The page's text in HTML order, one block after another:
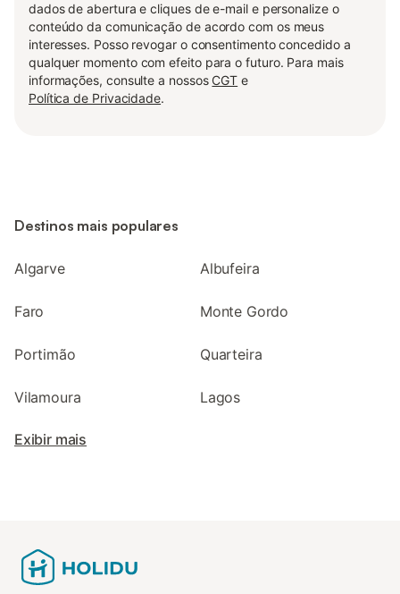
dados de abertura e cliques de e-mail e personalize o
conteúdo da comunicação de acordo com os meus
interesses. Posso revogar o consentimento concedido a
qualquer momento com efeito para o futuro. Para mais
informações, consulte a nossos CGT e
Política de Privacidade.
Destinos mais populares
Algarve Albufeira
Faro Monte Gordo
Portimão Quarteira
Vilamoura Lagos
Exibir mais